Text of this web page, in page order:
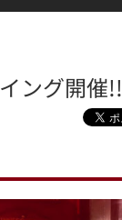
ング開催!!